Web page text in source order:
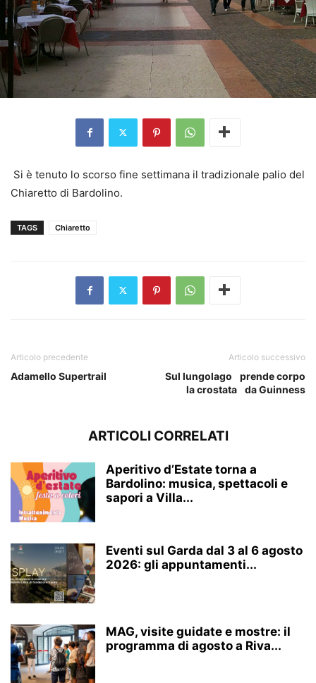
Si è tenuto lo scorso fine settimana il tradizionale palio del
Chiaretto di Bardolino.
TAGS Chiaretto
Articolo precedente
Adamello Supertrail
Articolo successivo
Sul lungolago prende corpo
la crostata da Guinness
ARTICOLI CORRELATI
Aperitivo d’Estate torna a
Bardolino: musica, spettacoli e
sapori a Villa...
Eventi sul Garda dal 3 al 6 agosto
2026: gli appuntamenti...
MAG, visite guidate e mostre: il
programma di agosto a Riva...